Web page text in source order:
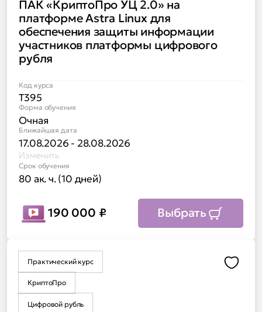
ПАК «КриптоПро УЦ 2.0» на
платформе Astra Linux для
обеспечения защиты информации
участников платформы цифрового
рубля
Код курса
Т395
Форма обучения
Очная
Ближайшая дата
17.08.2026 - 28.08.2026
Изменить
Срок обучения
80 ак. ч. (10 дней)
190 000 ₽ Выбрать
Практический курс
КриптоПро
Цифровой рубль